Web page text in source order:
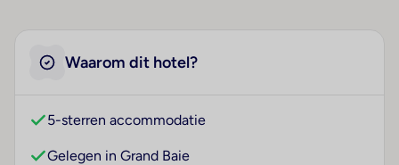
Waarom dit hotel?
5-sterren accommodatie
Gelegen in Grand Baie